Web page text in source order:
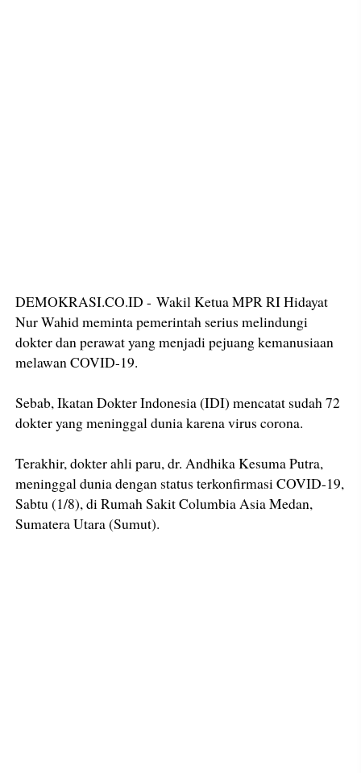
DEMOKRASI.CO.ID - Wakil Ketua MPR RI Hidayat
Nur Wahid meminta pemerintah serius melindungi
dokter dan perawat yang menjadi pejuang kemanusiaan
melawan COVID-19.
Sebab, Ikatan Dokter Indonesia (IDI) mencatat sudah 72
dokter yang meninggal dunia karena virus corona.
Terakhir, dokter ahli paru, dr. Andhika Kesuma Putra,
meninggal dunia dengan status terkonfirmasi COVID-19,
Sabtu (1/8), di Rumah Sakit Columbia Asia Medan,
Sumatera Utara (Sumut).